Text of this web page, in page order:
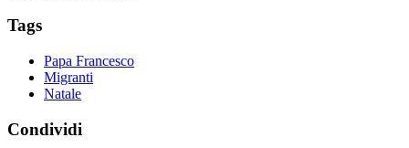
Tags
Papa Francesco
Migranti
Natale
Condividi